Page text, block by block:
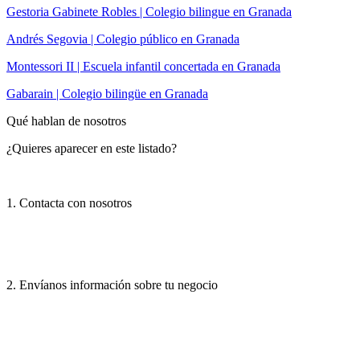
Gestoria Gabinete Robles | Colegio bilingue en Granada
Andrés Segovia | Colegio público en Granada
Montessori II | Escuela infantil concertada en Granada
Gabarain | Colegio bilingüe en Granada
Qué hablan de nosotros
¿Quieres aparecer en este listado?
1. Contacta con nosotros
2. Envíanos información sobre tu negocio